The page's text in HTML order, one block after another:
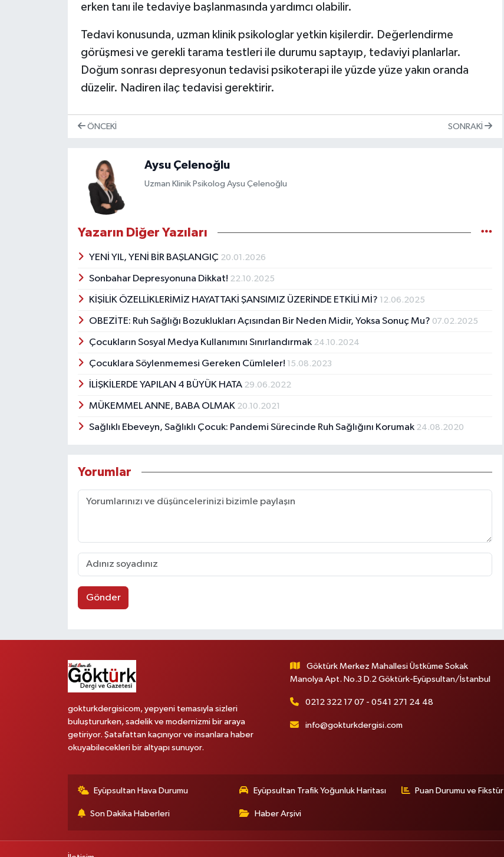
erken tanı ile tedaviye başlanmasında yardımcı olabilir.
Tedavi konusunda, uzman klinik psikologlar yetkin kişilerdir. Değerlendirme
görüşmesi ve gerekli tarama testleri ile durumu saptayıp, tedaviyi planlarlar.
Doğum sonrası depresyonun tedavisi psikoterapi ile yüzde yüze yakın oranda
düzelir. Nadiren ilaç tedavisi gerektirir.
ÖNCEKI SONRAKI
Aysu Çelenoğlu
Uzman Klinik Psikolog Aysu Çelenoğlu
Yazarın Diğer Yazıları
YENİ YIL, YENİ BİR BAŞLANGIÇ 20.01.2026
Sonbahar Depresyonuna Dikkat! 22.10.2025
KİŞİLİK ÖZELLİKLERİMİZ HAYATTAKİ ŞANSIMIZ ÜZERİNDE ETKİLİ Mİ? 12.06.2025
OBEZİTE: Ruh Sağlığı Bozuklukları Açısından Bir Neden Midir, Yoksa Sonuç Mu? 07.02.2025
Çocukların Sosyal Medya Kullanımını Sınırlandırmak 24.10.2024
Çocuklara Söylenmemesi Gereken Cümleler! 15.08.2023
İLİŞKİLERDE YAPILAN 4 BÜYÜK HATA 29.06.2022
MÜKEMMEL ANNE, BABA OLMAK 20.10.2021
Sağlıklı Ebeveyn, Sağlıklı Çocuk: Pandemi Sürecinde Ruh Sağlığını Korumak 24.08.2020
Yorumlar
Gönder
gokturkdergisicom, yepyeni temasıyla sizleri
buluştururken, sadelik ve modernizmi bir araya
getiriyor. Şatafattan kaçınıyor ve insanlara haber
okuyabilecekleri bir altyapı sunuyor.
Göktürk Merkez Mahallesi Üstküme Sokak
Manolya Apt. No.3 D.2 Göktürk-Eyüpsultan/İstanbul
0212 322 17 07 - 0541 271 24 48
info@gokturkdergisi.com
Eyüpsultan Hava Durumu Eyüpsultan Trafik Yoğunluk Haritası Puan Durumu ve Fikstür
Son Dakika Haberleri Haber Arşivi